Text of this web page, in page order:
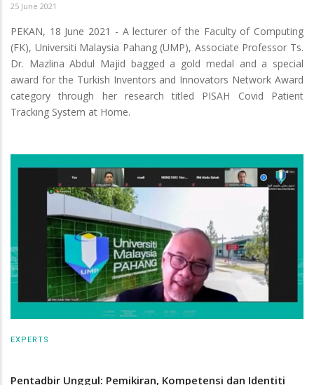
25 June 2021
PEKAN, 18 June 2021 - A lecturer of the Faculty of Computing
(FK), Universiti Malaysia Pahang (UMP), Associate Professor Ts.
Dr. Mazlina Abdul Majid bagged a gold medal and a special
award for the Turkish Inventors and Innovators Network Award
category through her research titled PISAH Covid Patient
Tracking System at Home.
EXPERTS
Pentadbir Unggul: Pemikiran, Kompetensi dan Identiti